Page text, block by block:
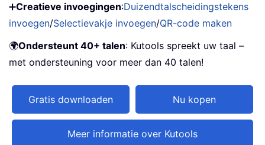
➕Creatieve invoegingen:Duizendtalscheidingstekens
invoegen/Selectievakje invoegen/QR-code maken
🌍Ondersteunt 40+ talen: Kutools spreekt uw taal –
met ondersteuning voor meer dan 40 talen!
Gratis downloaden Nu kopen
Meer informatie over Kutools